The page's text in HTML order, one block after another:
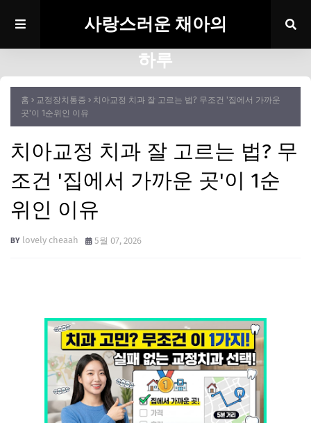
사랑스러운 채아의
하루
홈 교정장치통증
치아교정 치과 잘 고르는 법? 무조건 '집에서 가까운
곳'이 1순위인 이유
치아교정 치과 잘 고르는 법? 무
조건 '집에서 가까운 곳'이 1순
위인 이유
lovely cheaah 5월 07, 2026